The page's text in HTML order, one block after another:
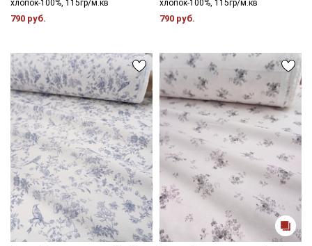
хлопок-100%, 115гр/м.кв
790 руб.
хлопок-100%, 115гр/м.кв
790 руб.
категории тканей
Подписаться
Ознакомлен(а) сПолитикой обработки персональных
данныхи даюСогласие на обработку персональных
данных
ДаюСогласие на получение рекламных и
информационных рассылок